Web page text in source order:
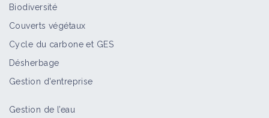
Structure
Biodiversité
Couverts végétaux
Cycle du carbone et GES
Désherbage
Gestion d'entreprise
Gestion de l’eau